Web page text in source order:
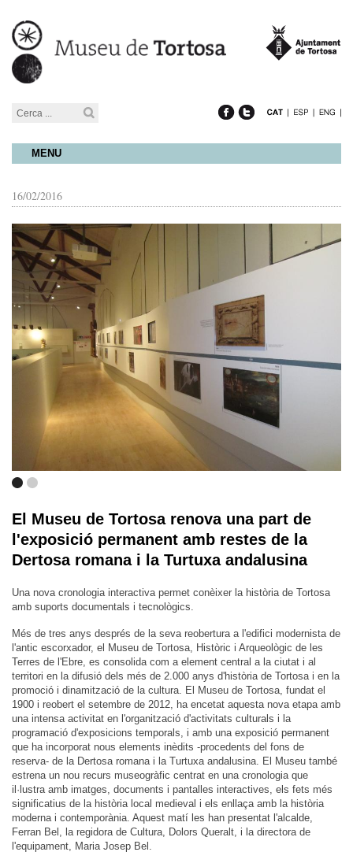
MENU
16/02/2016
El Museu de Tortosa renova una part de
l'exposició permanent amb restes de la
Dertosa romana i la Turtuxa andalusina
Una nova cronologia interactiva permet conèixer la història de Tortosa
amb suports documentals i tecnològics.
Més de tres anys després de la seva reobertura a l'edifici modernista de
l'antic escorxador, el Museu de Tortosa, Històric i Arqueològic de les
Terres de l'Ebre, es consolida com a element central a la ciutat i al
territori en la difusió dels més de 2.000 anys d'història de Tortosa i en la
promoció i dinamització de la cultura. El Museu de Tortosa, fundat el
1900 i reobert el setembre de 2012, ha encetat aquesta nova etapa amb
una intensa activitat en l'organització d'activitats culturals i la
programació d'exposicions temporals, i amb una exposició permanent
que ha incorporat nous elements inèdits -procedents del fons de
reserva- de la Dertosa romana i la Turtuxa andalusina. El Museu també
estrena un nou recurs museogràfic centrat en una cronologia que
il·lustra amb imatges, documents i pantalles interactives, els fets més
significatius de la història local medieval i els enllaça amb la història
moderna i contemporània. Aquest matí les han presentat l'alcalde,
Ferran Bel, la regidora de Cultura, Dolors Queralt, i la directora de
l'equipament, Maria Josep Bel.